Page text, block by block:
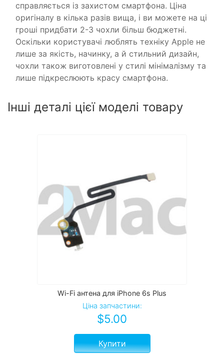
справляється із захистом смартфона. Ціна
оригіналу в кілька разів вища, і ви можете на ці
гроші придбати 2-3 чохли більш бюджетні.
Оскільки користувачі люблять техніку Apple не
лише за якість, начинку, а й стильний дизайн,
чохли також виготовлені у стилі мінімалізму та
лише підкреслюють красу смартфона.
Інші деталі цієї моделі товару
Wi-Fi антена для iPhone 6s Plus
Ціна запчастини:
$5.00
Купити